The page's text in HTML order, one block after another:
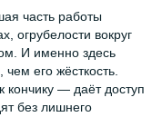
часть работы
огрубелости вокруг
И именно здесь
его жёсткость.
— даёт доступ
без лишнего